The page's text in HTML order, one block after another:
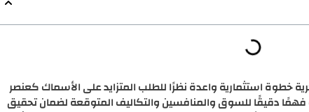
خطوة استثمارية واعدة نظرًا للطلب المتزايد على الأسماك كعنصر
دقيقًا للسوق والمنافسين والتكاليف المتوقعة لضمان تحقيق